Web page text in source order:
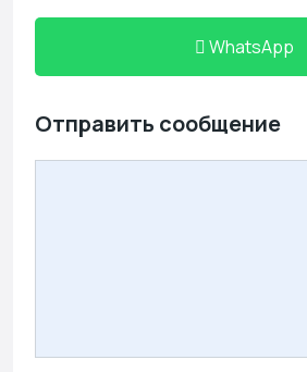
WhatsApp
Отправить сообщение